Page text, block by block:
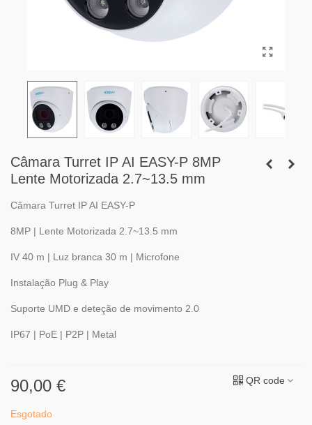
Câmara Turret IP AI EASY-P 8MP
Lente Motorizada 2.7~13.5 mm
Câmara Turret IP AI EASY-P
8MP | Lente Motorizada 2.7~13.5 mm
IV 40 m | Luz branca 30 m | Microfone
Instalação Plug & Play
Suporte UMD e deteção de movimento 2.0
IP67 | PoE | P2P | Metal
90,00 € QR code
Esgotado